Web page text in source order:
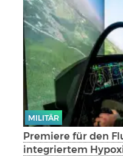
MILITÄR
Premiere für den
integriertem